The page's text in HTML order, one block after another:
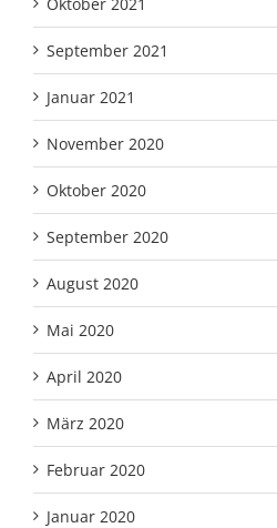
September 2021
Januar 2021
November 2020
Oktober 2020
September 2020
August 2020
Mai 2020
April 2020
März 2020
Februar 2020
Januar 2020